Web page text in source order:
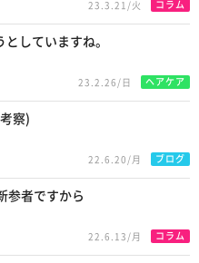
23.3.21/火 コラム
していますね。
23.2.26/日 ヘアケア
察)
22.6.20/月 ブログ
者ですから
22.6.13/月 コラム